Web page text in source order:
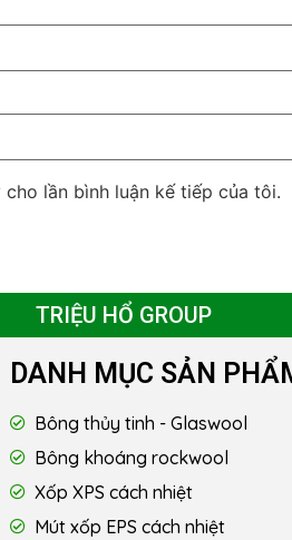
lần bình luận kế tiếp của tôi.
TRIỆU HỔ GROUP
DANH MỤC SẢN
Bông thủy tinh - Glaswool
Bông khoáng rockwool
Xốp XPS cách nhiệt
Mút xốp EPS cách nhiệt